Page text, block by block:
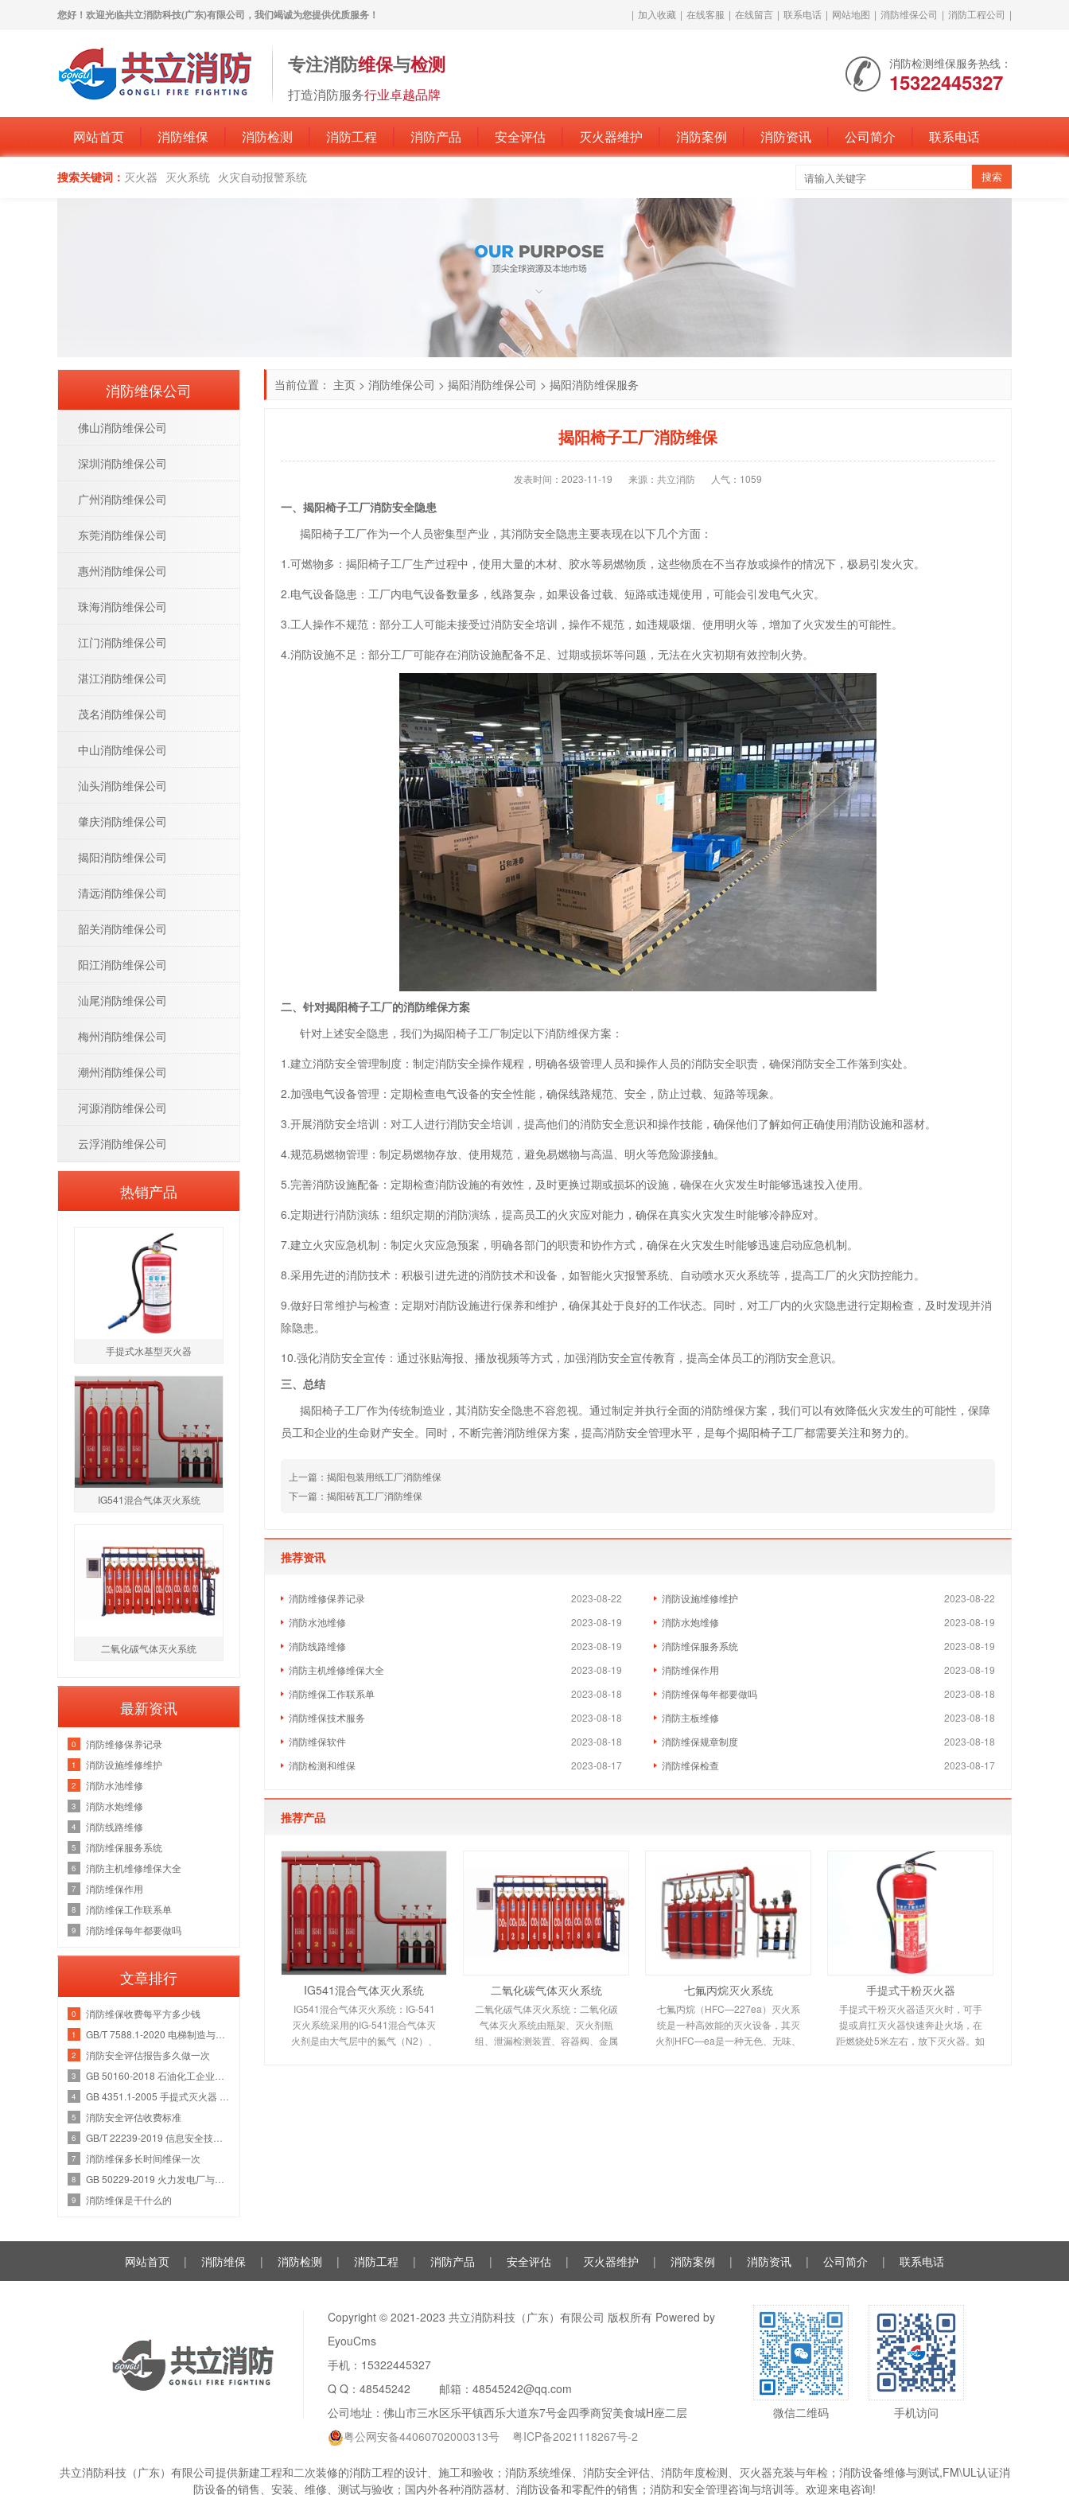
您好！欢迎光临共立消防科技(广东)有限公司，我们竭诚为您提供优质服务！ | 加入收藏 | 在线客服 | 在线留言 | 联系电话 | 网站地图 | 消防维保公司 | 消防工程公司 |
专注消防维保与检测
打造消防服务行业卓越品牌
消防检测维保服务热线：
15322445327
网站首页 消防维保 消防检测 消防工程 消防产品 安全评估 灭火器维护 消防案例 消防资讯 公司简介 联系电话
搜索关键词： 灭火器 灭火系统 火灾自动报警系统
当前位置： 主页 > 消防维保公司 > 揭阳消防维保公司 > 揭阳消防维保服务
揭阳椅子工厂消防维保
发表时间：2023-11-19 来源：共立消防 人气： 1059
一、揭阳椅子工厂消防安全隐患
揭阳椅子工厂作为一个人员密集型产业，其消防安全隐患主要表现在以下几个方面：
1.可燃物多：揭阳椅子工厂生产过程中，使用大量的木材、胶水等易燃物质，这些物质在不当存放或操作的情况下，极易引发火灾。
2.电气设备隐患：工厂内电气设备数量多，线路复杂，如果设备过载、短路或违规使用，可能会引发电气火灾。
3.工人操作不规范：部分工人可能未接受过消防安全培训，操作不规范，如违规吸烟、使用明火等，增加了火灾发生的可能性。
4.消防设施不足：部分工厂可能存在消防设施配备不足、过期或损坏等问题，无法在火灾初期有效控制火势。
二、针对揭阳椅子工厂的消防维保方案
针对上述安全隐患，我们为揭阳椅子工厂制定以下消防维保方案：
1.建立消防安全管理制度：制定消防安全操作规程，明确各级管理人员和操作人员的消防安全职责，确保消防安全工作落到实处。
2.加强电气设备管理：定期检查电气设备的安全性能，确保线路规范、安全，防止过载、短路等现象。
3.开展消防安全培训：对工人进行消防安全培训，提高他们的消防安全意识和操作技能，确保他们了解如何正确使用消防设施和器材。
4.规范易燃物管理：制定易燃物存放、使用规范，避免易燃物与高温、明火等危险源接触。
5.完善消防设施配备：定期检查消防设施的有效性，及时更换过期或损坏的设施，确保在火灾发生时能够迅速投入使用。
6.定期进行消防演练：组织定期的消防演练，提高员工的火灾应对能力，确保在真实火灾发生时能够冷静应对。
7.建立火灾应急机制：制定火灾应急预案，明确各部门的职责和协作方式，确保在火灾发生时能够迅速启动应急机制。
8.采用先进的消防技术：积极引进先进的消防技术和设备，如智能火灾报警系统、自动喷水灭火系统等，提高工厂的火灾防控能力。
9.做好日常维护与检查：定期对消防设施进行保养和维护，确保其处于良好的工作状态。同时，对工厂内的火灾隐患进行定期检查，及时发现并消
除隐患。
10.强化消防安全宣传：通过张贴海报、播放视频等方式，加强消防安全宣传教育，提高全体员工的消防安全意识。
三、总结
揭阳椅子工厂作为传统制造业，其消防安全隐患不容忽视。通过制定并执行全面的消防维保方案，我们可以有效降低火灾发生的可能性，保障
员工和企业的生命财产安全。同时，不断完善消防维保方案，提高消防安全管理水平，是每个揭阳椅子工厂都需要关注和努力的。
上一篇：揭阳包装用纸工厂消防维保
下一篇：揭阳砖瓦工厂消防维保
推荐资讯
2023-08-22
消防维修保养记录 2023-08-22
消防设施维修维护
2023-08-19
消防水池维修 2023-08-19
消防水炮维修
2023-08-19
消防线路维修 2023-08-19
消防维保服务系统
2023-08-19
消防主机维修维保大全 2023-08-19
消防维保作用
2023-08-18
消防维保工作联系单 2023-08-18
消防维保每年都要做吗
2023-08-18
消防维保技术服务 2023-08-18
消防主板维修
2023-08-18
消防维保软件 2023-08-18
消防维保规章制度
2023-08-17
消防检测和维保 2023-08-17
消防维保检查
推荐产品
IG541混合气体灭火系统
IG541混合气体灭火系统：IG-541
灭火系统采用的IG-541混合气体灭
火剂是由大气层中的氮气（N2）、
二氧化碳气体灭火系统
二氧化碳气体灭火系统：二氧化碳
气体灭火系统由瓶架、灭火剂瓶
组、泄漏检测装置、容器阀、金属
七氟丙烷灭火系统
七氟丙烷（HFC—227ea）灭火系
统是一种高效能的灭火设备，其灭
火剂HFC—ea是一种无色、无味、
手提式干粉灭火器
手提式干粉灭火器适灭火时，可手
提或肩扛灭火器快速奔赴火场，在
距燃烧处5米左右，放下灭火器。如
消防维保公司
佛山消防维保公司
深圳消防维保公司
广州消防维保公司
东莞消防维保公司
惠州消防维保公司
珠海消防维保公司
江门消防维保公司
湛江消防维保公司
茂名消防维保公司
中山消防维保公司
汕头消防维保公司
肇庆消防维保公司
揭阳消防维保公司
清远消防维保公司
韶关消防维保公司
阳江消防维保公司
汕尾消防维保公司
梅州消防维保公司
潮州消防维保公司
河源消防维保公司
云浮消防维保公司
热销产品
手提式水基型灭火器
IG541混合气体灭火系统
二氧化碳气体灭火系统
最新资讯
0 消防维修保养记录
1 消防设施维修维护
2 消防水池维修
3 消防水炮维修
4 消防线路维修
5 消防维保服务系统
6 消防主机维修维保大全
7 消防维保作用
8 消防维保工作联系单
9 消防维保每年都要做吗
文章排行
0 消防维保收费每平方多少钱
1
2 消防安全评估报告多久做一次
3
4
5 消防安全评估收费标准
6
7 消防维保多长时间维保一次
8
9 消防维保是干什么的
网站首页 | 消防维保 | 消防检测 | 消防工程 | 消防产品 | 安全评估 | 灭火器维护 | 消防案例 | 消防资讯 | 公司简介 | 联系电话
Copyright © 2021-2023 共立消防科技（广东）有限公司 版权所有 Powered by
EyouCms
手机：15322445327
Q Q： 48545242 邮箱：48545242@qq.com
公司地址：佛山市三水区乐平镇西乐大道东7号金四季商贸美食城H座二层
粤公网安备44060702000313号
粤ICP备2021118267号-2
微信二维码 手机访问
共立消防科技（广东）有限公司提供新建工程和二次装修的消防工程的设计、施工和验收；消防系统维保、消防安全评估、消防年度检测、灭火器充装与年检；消防设备维修与测试,FM\UL认证消
防设备的销售、安装、维修、测试与验收；国内外各种消防器材、消防设备和零配件的销售；消防和安全管理咨询与培训等。欢迎来电咨询!